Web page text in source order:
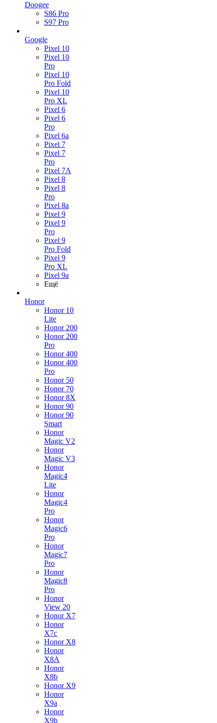
Doogee
S86 Pro
S97 Pro
Google
Pixel 10
Pixel 10
Pro
Pixel 10
Pro Fold
Pixel 10
Pro XL
Pixel 6
Pixel 6
Pro
Pixel 6a
Pixel 7
Pixel 7
Pro
Pixel 7A
Pixel 8
Pixel 8
Pro
Pixel 8a
Pixel 9
Pixel 9
Pro
Pixel 9
Pro Fold
Pixel 9
Pro XL
Pixel 9a
Ещё
Honor
Honor 10
Lite
Honor 200
Honor 200
Pro
Honor 400
Honor 400
Pro
Honor 50
Honor 70
Honor 8X
Honor 90
Honor 90
Smart
Honor
Magic V2
Honor
Magic V3
Honor
Magic4
Lite
Honor
Magic4
Pro
Honor
Magic6
Pro
Honor
Magic7
Pro
Honor
Magic8
Pro
Honor
View 20
Honor X7
Honor
X7c
Honor X8
Honor
X8A
Honor
X8b
Honor X9
Honor
X9a
Honor
X9b